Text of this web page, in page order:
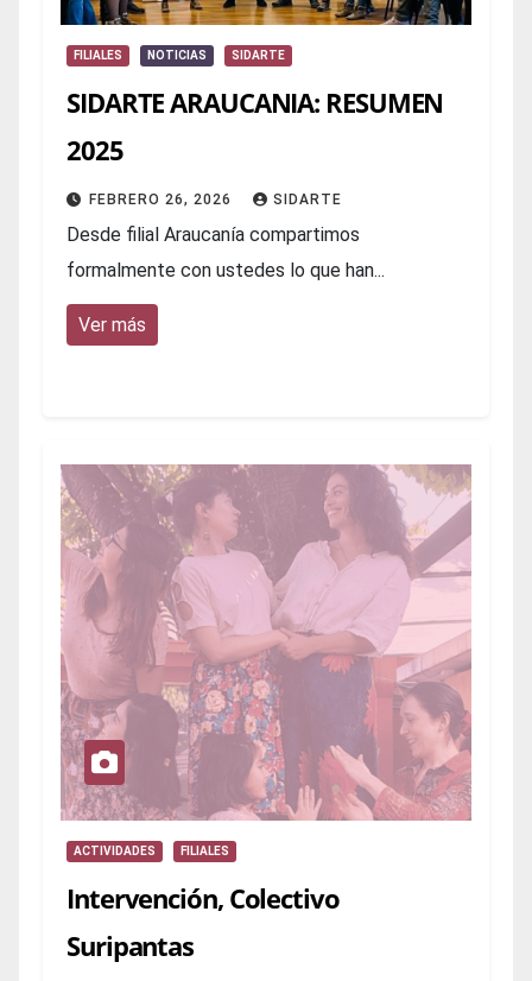
FILIALES NOTICIAS SIDARTE
SIDARTE ARAUCANIA: RESUMEN
2025
FEBRERO 26, 2026 SIDARTE
Desde filial Araucanía compartimos
formalmente con ustedes lo que han...
Ver más
ACTIVIDADES FILIALES
Intervención, Colectivo
Suripantas